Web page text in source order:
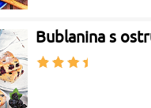
Bublanina s